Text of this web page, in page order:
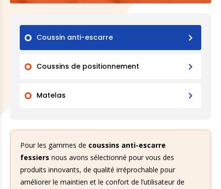
Coussin anti-escarre
Coussins de positionnement
Matelas
Pour les gammes de coussins anti-escarre
fessiers nous avons sélectionné pour vous des
produits innovants, de qualité irréprochable pour
améliorer le maintien et le confort de l’utilisateur de